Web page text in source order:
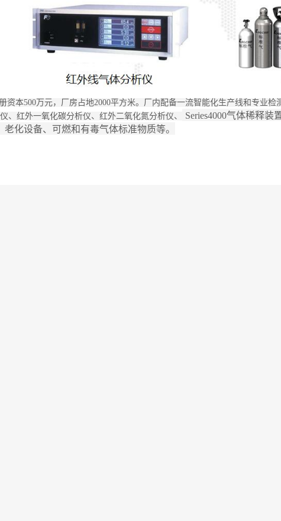
资本500万元，厂房占地2000平方米。厂内配备一流智能化生产线和专业
、红外一氧化碳分析仪、红外二氧化氮分析仪、
Series4000气体稀释装
老化设备、可燃和有毒气体标准物质等。